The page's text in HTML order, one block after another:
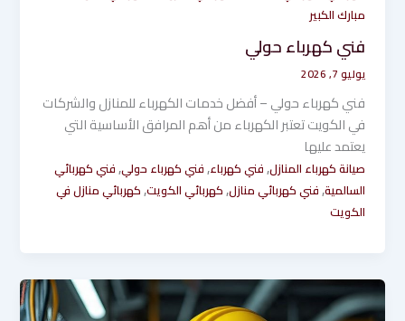
مبارك الكبير
فني كهرباء حولي
يوليو 7, 2026
فني كهرباء حولي – أفضل خدمات الكهرباء للمنازل والشركات
في الكويت تعتبر الكهرباء من أهم المرافق الأساسية التي
يعتمد عليها
صيانة كهرباء المنازل,فني كهرباء,فني كهرباء حولي,فني كهربائي
السالمية,فني كهربائي منازل,كهربائي الكويت,كهربائي منازل في
الكويت